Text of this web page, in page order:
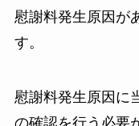
慰謝料発生原因が
す。
慰謝料発生原因に